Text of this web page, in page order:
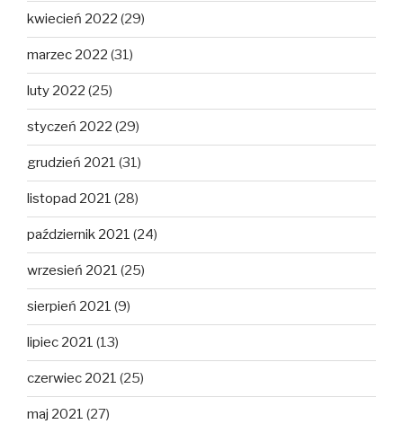
kwiecień 2022 (29)
marzec 2022 (31)
luty 2022 (25)
styczeń 2022 (29)
grudzień 2021 (31)
listopad 2021 (28)
październik 2021 (24)
wrzesień 2021 (25)
sierpień 2021 (9)
lipiec 2021 (13)
czerwiec 2021 (25)
maj 2021 (27)